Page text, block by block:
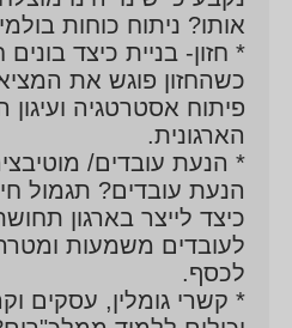
World Economic Forum במרקש 2010.
אותו? ניתוח כוחות
* חזון- בניית כיצד בונים
כשהחזון פוגש את
פיתוח אסטרטגיה ועיגון
הארגונית.
* הנעת עובדים/
הנעת עובדים? תגמול
כיצד לייצר בארגון
לעובדים משמעות
לכסף.
* קשרי גומלין, עסקים